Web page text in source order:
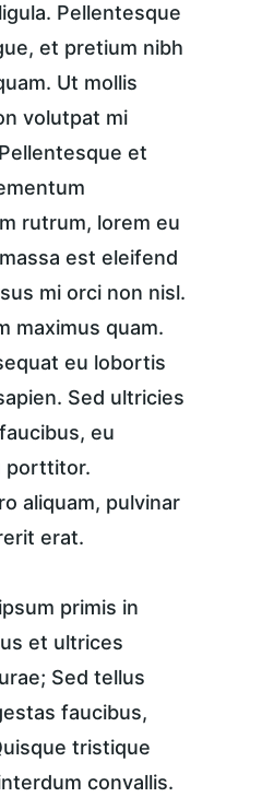
Pellentesque
et pretium nibh
Ut mollis
volutpat mi
et
rutrum, lorem eu
est eleifend
mi orci non nisl.
maximus quam.
eu lobortis
Sed ultricies
eu
porttitor.
aliquam, pulvinar
erat.
primis in
et ultrices
Sed tellus
faucibus,
tristique
convallis.